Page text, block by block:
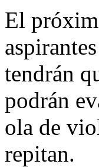
El
tendrán
podrán
ola de
repitan.